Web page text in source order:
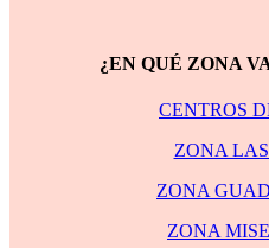
¿EN QUÉ ZONA
CENTROS
ZONA
ZONA
ZONA